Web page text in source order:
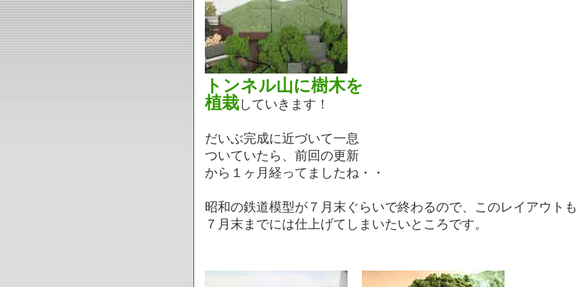
トンネル山に樹木を
植栽 していきます！
だいぶ完成に近づいて一息
ついていたら、前回の更新
から１ヶ月経ってましたね・・
昭和の鉄道模型が７月末ぐらいで終わるので、このレイアウトも
７月末までには仕上げてしまいたいところです。